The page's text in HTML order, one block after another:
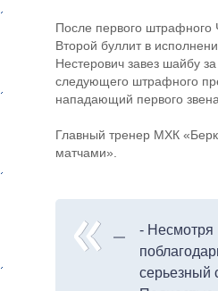
После первого штрафного
Второй буллит в
Нестерович завез шайбу
следующего штрафного
нападающий первого
Главный тренер МХК
матчами».
- Несмотря
серьезный